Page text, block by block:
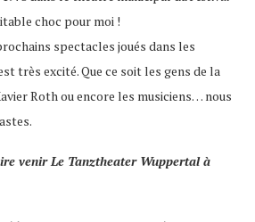
choc pour moi !
spectacles joués dans les
très excité. Que ce soit les gens de la
Roth ou encore les musiciens… nous
venir Le Tanztheater Wuppertal à